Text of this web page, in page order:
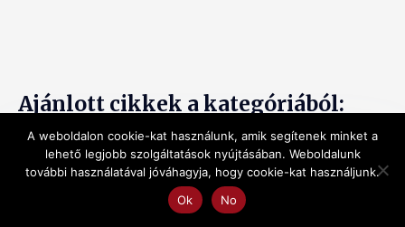
Ajánlott cikkek a kategóriából:
Mi legyen a lejáró lakástakarékokkal?
A weboldalon cookie-kat használunk, amik segítenek minket a
lehető legjobb szolgáltatások nyújtásában. Weboldalunk
további használatával jóváhagyja, hogy cookie-kat használjunk.
Ok
No